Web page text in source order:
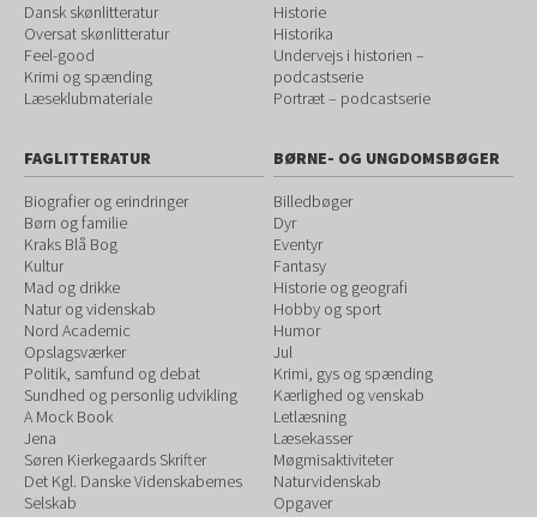
Dansk skønlitteratur
Oversat skønlitteratur
Feel-good
Krimi og spænding
Læseklubmateriale
Historie
Historika
Undervejs i historien –
podcastserie
Portræt – podcastserie
FAGLITTERATUR
Biografier og erindringer
Børn og familie
Kraks Blå Bog
Kultur
Mad og drikke
Natur og videnskab
Nord Academic
Opslagsværker
Politik, samfund og debat
Sundhed og personlig udvikling
A Mock Book
Jena
Søren Kierkegaards Skrifter
Det Kgl. Danske Videnskabernes
Selskab
BØRNE- OG UNGDOMSBØGER
Billedbøger
Dyr
Eventyr
Fantasy
Historie og geografi
Hobby og sport
Humor
Jul
Krimi, gys og spænding
Kærlighed og venskab
Letlæsning
Læsekasser
Møgmisaktiviteter
Naturvidenskab
Opgaver